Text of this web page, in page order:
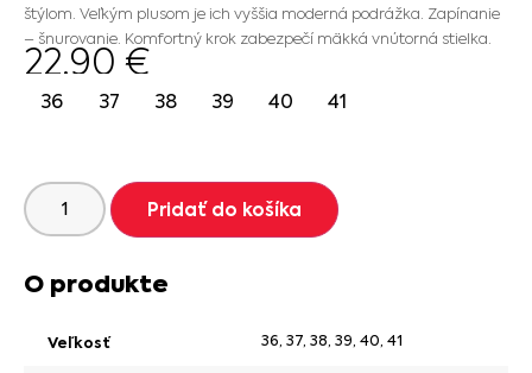
štýlom. Veľkým plusom je ich vyššia moderná podrážka. Zapínanie
– šnurovanie. Komfortný krok zabezpečí mäkká vnútorná stielka.
22.90 €
36 37 38 39 40 41
Pridať do košíka
O produkte
Veľkosť 36, 37, 38, 39, 40, 41